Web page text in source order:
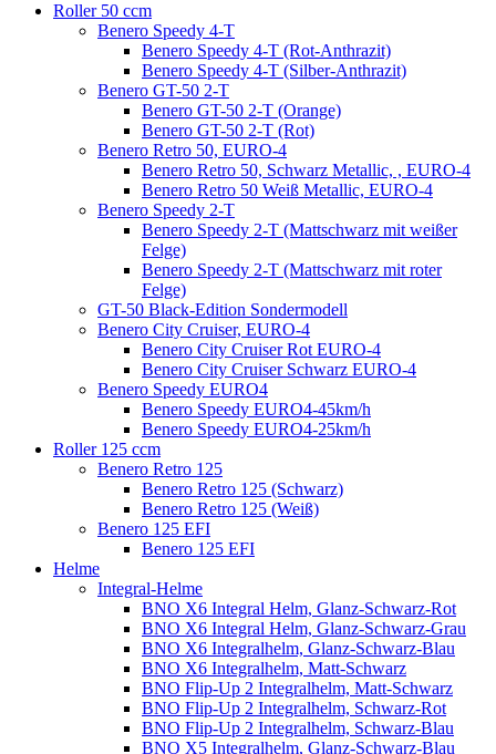
Roller 50 ccm
Benero Speedy 4-T
Benero Speedy 4-T (Rot-Anthrazit)
Benero Speedy 4-T (Silber-Anthrazit)
Benero GT-50 2-T
Benero GT-50 2-T (Orange)
Benero GT-50 2-T (Rot)
Benero Retro 50, EURO-4
Benero Retro 50, Schwarz Metallic, , EURO-4
Benero Retro 50 Weiß Metallic, EURO-4
Benero Speedy 2-T
Benero Speedy 2-T (Mattschwarz mit weißer
Felge)
Benero Speedy 2-T (Mattschwarz mit roter
Felge)
GT-50 Black-Edition Sondermodell
Benero City Cruiser, EURO-4
Benero City Cruiser Rot EURO-4
Benero City Cruiser Schwarz EURO-4
Benero Speedy EURO4
Benero Speedy EURO4-45km/h
Benero Speedy EURO4-25km/h
Roller 125 ccm
Benero Retro 125
Benero Retro 125 (Schwarz)
Benero Retro 125 (Weiß)
Benero 125 EFI
Benero 125 EFI
Helme
Integral-Helme
BNO X6 Integral Helm, Glanz-Schwarz-Rot
BNO X6 Integral Helm, Glanz-Schwarz-Grau
BNO X6 Integralhelm, Glanz-Schwarz-Blau
BNO X6 Integralhelm, Matt-Schwarz
BNO Flip-Up 2 Integralhelm, Matt-Schwarz
BNO Flip-Up 2 Integralhelm, Schwarz-Rot
BNO Flip-Up 2 Integralhelm, Schwarz-Blau
BNO X5 Integralhelm, Glanz-Schwarz-Blau